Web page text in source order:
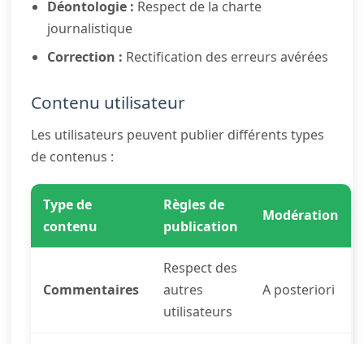
Déontologie : Respect de la charte
journalistique
Correction : Rectification des erreurs avérées
Contenu utilisateur
Les utilisateurs peuvent publier différents types
de contenus :
Type de
contenu
Règles de
publication
Modération
Commentaires
Respect des
autres
utilisateurs
A posteriori